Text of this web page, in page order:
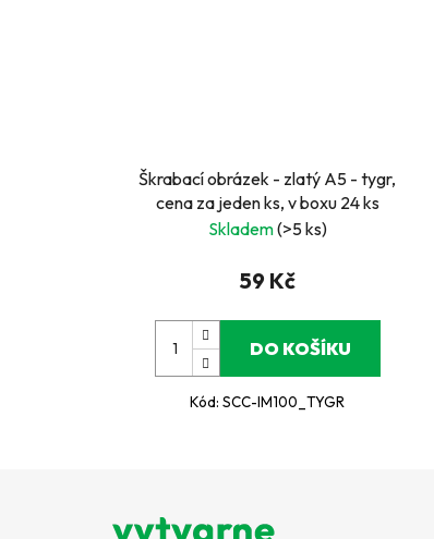
Škrabací obrázek - zlatý A5 - tygr,
cena za jeden ks, v boxu 24 ks
Skladem(>5 ks)
59 Kč
DO KOŠÍKU
Kód:SCC-IM100_TYGR